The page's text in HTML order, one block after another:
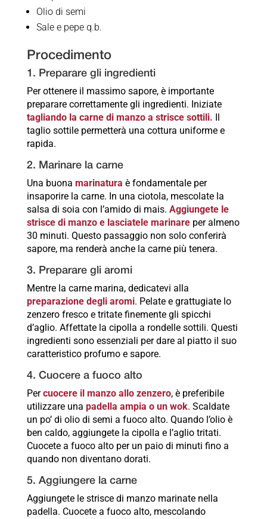
Olio di semi
Sale e pepe q.b.
Procedimento
1. Preparare gli ingredienti
Per ottenere il massimo sapore, è importante
preparare correttamente gli ingredienti. Iniziate
tagliando la carne di manzo a strisce sottili.
taglio sottile permetterà una cottura uniforme e
rapida.
2. Marinare la carne
Una buona marinatura è fondamentale per
insaporire la carne. In una ciotola, mescolate la
salsa di soia con l’amido di mais. Aggiungete le
strisce di manzo e lasciatele marinare per almeno
30 minuti. Questo passaggio non solo conferirà
sapore, ma renderà anche la carne più tenera.
3. Preparare gli aromi
Mentre la carne marina, dedicatevi alla
preparazione degli aromi. Pelate e grattugiate lo
zenzero fresco e tritate finemente gli spicchi
d’aglio. Affettate la cipolla a rondelle sottili. Questi
ingredienti sono essenziali per dare al piatto il suo
caratteristico profumo e sapore.
4. Cuocere a fuoco alto
Percuocere il manzo allo zenzero, è preferibile
utilizzare una padella ampia o un wok. Scaldate
un po’ di olio di semi a fuoco alto. Quando l’olio è
ben caldo, aggiungete la cipolla e l’aglio tritati.
Cuocete a fuoco alto per un paio di minuti fino a
quando non diventano dorati.
5. Aggiungere la carne
Aggiungete le strisce di manzo marinate nella
padella. Cuocete a fuoco alto, mescolando